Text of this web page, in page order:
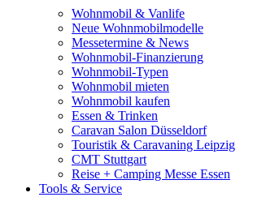
Wohnmobil & Vanlife
Neue Wohnmobilmodelle
Messetermine & News
Wohnmobil-Finanzierung
Wohnmobil-Typen
Wohnmobil mieten
Wohnmobil kaufen
Essen & Trinken
Caravan Salon Düsseldorf
Touristik & Caravaning Leipzig
CMT Stuttgart
Reise + Camping Messe Essen
Tools & Service